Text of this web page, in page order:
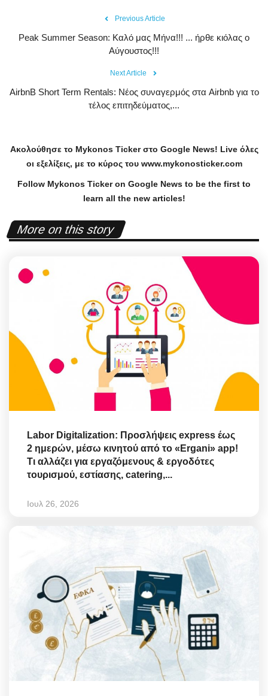
Previous Article
Peak Summer Season: Kαλό μας Μήνα!!! ... ήρθε κιόλας ο
Αύγουστος!!!
Next Article
AirbnB Short Term Rentals: Νέος συναγερμός στα Airbnb για το
τέλος επιτηδεύματος,...
Ακολούθησε το Mykonos Tickerστο Google News! Liveόλες
οι εξελίξεις, με το κύρος του www.mykonosticker.com
Follow Mykonos Ticker on Google News to be the first to
learn all the new articles!
More on this story
Labor Digitalization: Προσλήψεις express έως
2 ημερών, μέσω κινητού από το «Ergani» app!
Τι αλλάζει για εργαζόμενους & εργοδότες
τουρισμού, εστίασης, catering,...
Ιουλ 26, 2026